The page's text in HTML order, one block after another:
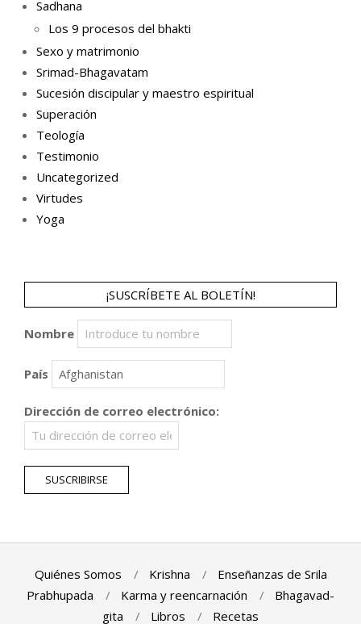
Sadhana
Los 9 procesos del bhakti
Sexo y matrimonio
Srimad-Bhagavatam
Sucesión discipular y maestro espiritual
Superación
Teología
Testimonio
Uncategorized
Virtudes
Yoga
¡SUSCRÍBETE AL BOLETÍN!
Nombre
País
Dirección de correo electrónico:
Quiénes Somos Krishna
Enseñanzas de Srila
Prabhupada
Karma y reencarnación
Bhagavad-
gita
Libros Recetas